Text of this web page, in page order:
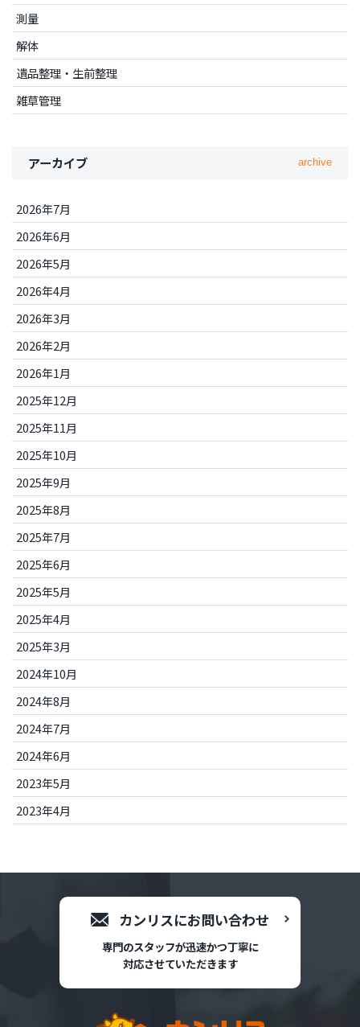
測量
解体
遺品整理・生前整理
雑草管理
アーカイブ archive
2026年7月
2026年6月
2026年5月
2026年4月
2026年3月
2026年2月
2026年1月
2025年12月
2025年11月
2025年10月
2025年9月
2025年8月
2025年7月
2025年6月
2025年5月
2025年4月
2025年3月
2024年10月
2024年8月
2024年7月
2024年6月
2023年5月
2023年4月
カンリスにお問い合わせ
専門のスタッフが迅速かつ丁寧に
対応させていただきます